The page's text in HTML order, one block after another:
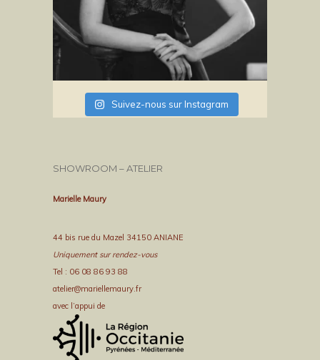
Suivez-nous sur Instagram
SHOWROOM – ATELIER
Marielle Maury
44 bis rue du Mazel 34150 ANIANE
Uniquement sur rendez-vous
Tel : 06 08 86 93 88
atelier@mariellemaury.fr
avec l’appui de